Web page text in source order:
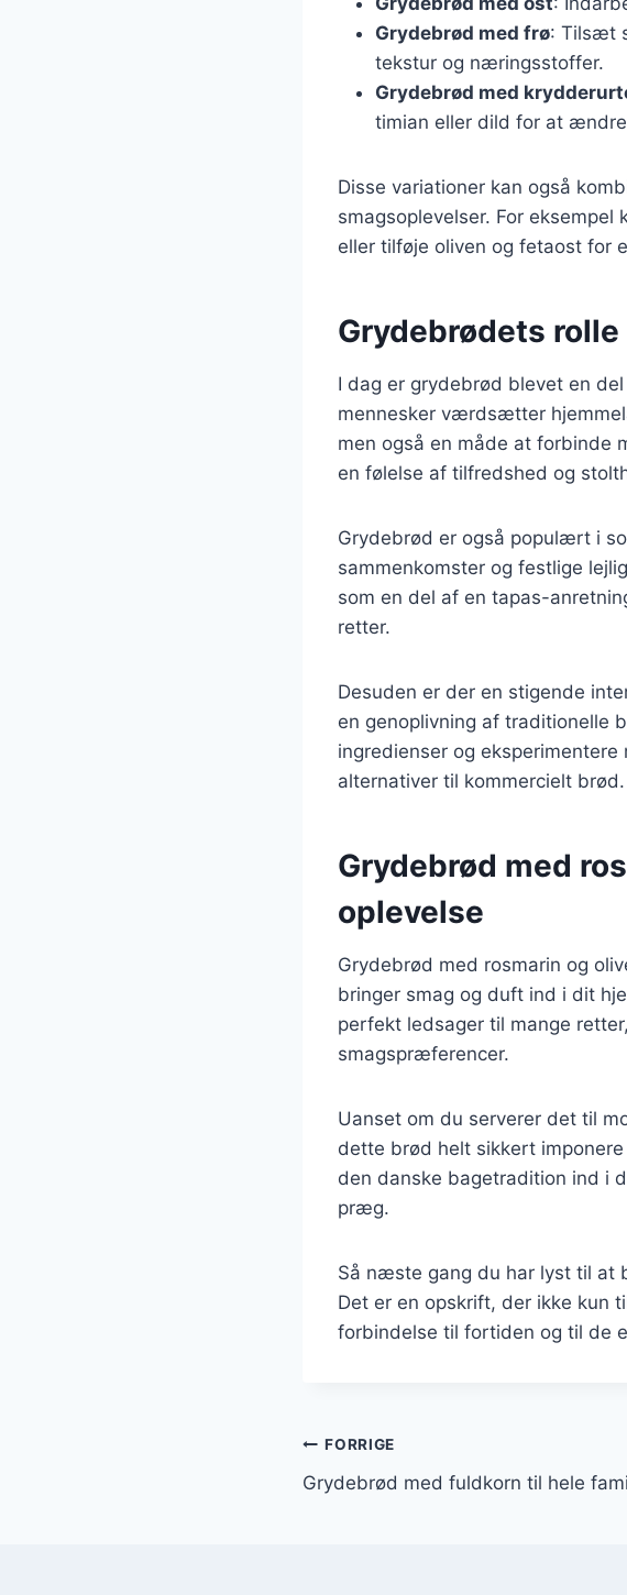
Grydebrød med frø: Tilsæt
tekstur og næringsstoffer.
Grydebrød med
timian eller dild for at
Disse variationer kan også
smagsoplevelser. For
eller tilføje oliven og fetaost for
Grydebrødets
I dag er grydebrød blevet en
mennesker værdsætter
men også en måde at forbinde
en følelse af tilfredshed og
Grydebrød er også populært i
sammenkomster og festlige
som en del af en tapas-
retter.
Desuden er der en stigende
en genoplivning af traditionelle
ingredienser og
alternativer til kommercielt brød.
Grydebrød med
oplevelse
Grydebrød med rosmarin og
bringer smag og duft ind i dit
perfekt ledsager til mange
smagspræferencer.
Uanset om du serverer det til
dette brød helt sikkert
den danske bagetradition ind i
præg.
Så næste gang du har lyst til at
Det er en opskrift, der ikke kun
forbindelse til fortiden og til de
Indlægsnavigation
FORRIGE
Grydebrød med fuldkorn til hele